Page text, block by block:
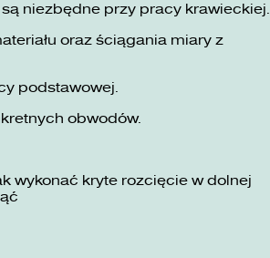
niezbędne przy pracy krawieckiej.
oraz ściągania miary z
podstawowej.
obwodów.
wykonać kryte rozcięcie w dolnej